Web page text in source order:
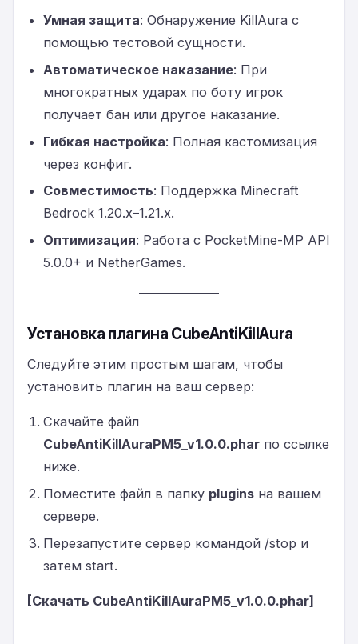
Умная защита: Обнаружение KillAura с
помощью тестовой сущности.
Автоматическое наказание: При
многократных ударах по боту игрок
получает бан или другое наказание.
Гибкая настройка: Полная кастомизация
через конфиг.
Совместимость: Поддержка Minecraft
Bedrock 1.20.x–1.21.x.
Оптимизация: Работа с PocketMine-MP API
5.0.0+ и NetherGames.
Установка плагина CubeAntiKillAura
Следуйте этим простым шагам, чтобы
установить плагин на ваш сервер:
Скачайте файл
CubeAntiKillAuraPM5_v1.0.0.pharпо ссылке
ниже.
Поместите файл в папку pluginsна вашем
сервере.
Перезапустите сервер командой /stop и
затем start.
[Скачать CubeAntiKillAuraPM5_v1.0.0.phar]